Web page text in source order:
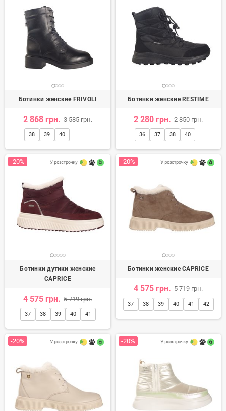
Ботинки женские FRIVOLI
2 868 грн. 3 585 грн.
38 39 40
Ботинки женские RESTIME
2 280 грн. 2 850 грн.
36 37 38 40
-20%
Ботинки дутики женские
CAPRICE
4 575 грн. 5 719 грн.
37 38 39 40 41
-20%
Ботинки женские CAPRICE
4 575 грн. 5 719 грн.
37 38 39 40 41 42
-20% -20%